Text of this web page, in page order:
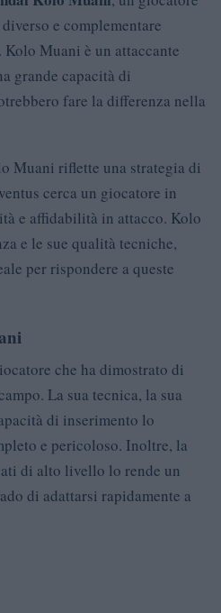
e complementare
Muani è un attaccante
grande capacità di
fare la differenza nella
Muani riflette una strategia di
cerca un giocatore in
e affidabilità in attacco. Kolo
e le sue qualità tecniche,
per rispondere a queste
che ha dimostrato di
La sua tecnica, la sua
di inserimento lo
e pericoloso. Inoltre, la
di alto livello lo rende un
di adattarsi rapidamente a